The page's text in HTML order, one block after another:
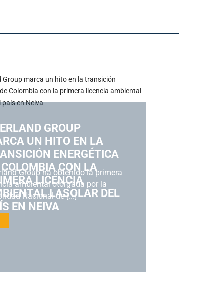
GROUP
UN HITO EN LA
ENERGÉTICA
COLOMBIA CON LA
LICENCIA
LASOLAR DEL
EN NEIVA
Group ha obtenido la primera
ambiental otorgada por la
Nacional de [...]